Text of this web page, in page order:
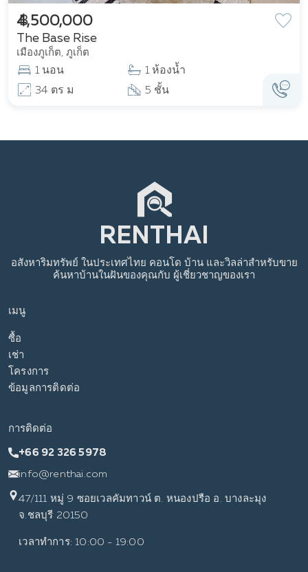
The Base Rise
เมืองภูเก็ต, ภูเก็ต
฿ 4,500,000
1 นอน
1 ห้องน้ำ
34 ตร ม
5 ชั้น
เมนู
ซื้อ
เช่า
โครงการ
ข้อมูลการติดต่อ
อสังหาริมทรัพย์ ในประเทศไทย คอนโด บ้าน และวิลล่าสำหรับขาย
ค้นหาบ้านในฝันของคุณกับ ผู้เชี่ยวชาญของเรา
การติดต่อ
+66 92 326 5978
info@renthai.com
47/111 หมู่ 9 ซอยเวลคัมทาวน์ ต. หนองปรือ อ. บางละมุง
จ.ชลบุรี 20150
เวลาทำการ: 10:00 - 19:00